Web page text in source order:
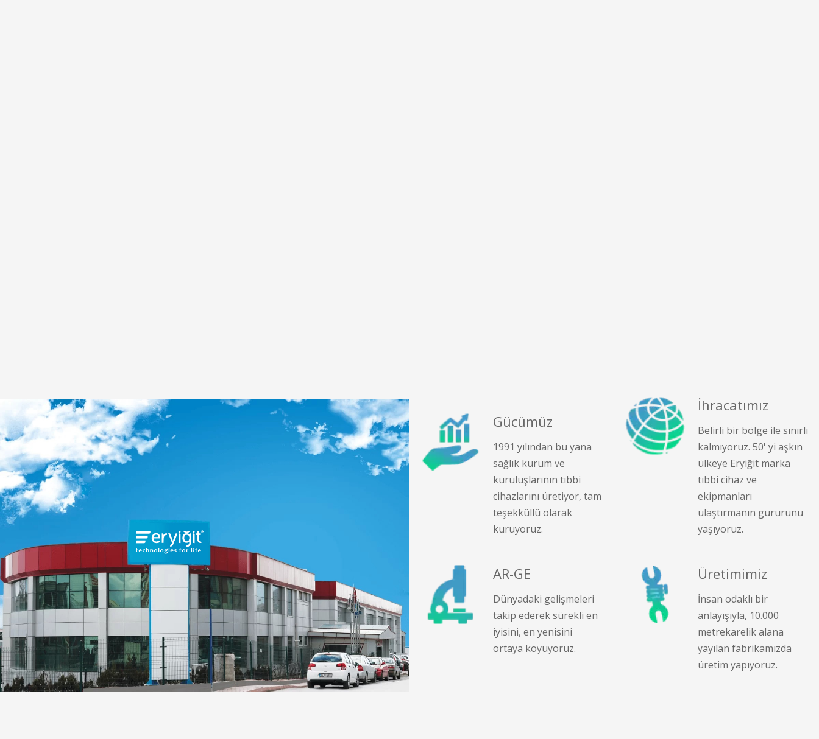
Gücümüz
1991 yılından bu yana
sağlık kurum ve
kuruluşlarının tıbbi
cihazlarını üretiyor, tam
teşekküllü olarak
kuruyoruz.
AR-GE
Dünyadaki gelişmeleri
takip ederek sürekli en
iyisini, en yenisini
ortaya koyuyoruz.
İhracatımız
Belirli bir bölge ile sınırlı
kalmıyoruz. 50' yi aşkın
ülkeye Eryiğit marka
tıbbi cihaz ve
ekipmanları
ulaştırmanın gururunu
yaşıyoruz.
Üretimimiz
İnsan odaklı bir
anlayışıyla, 10.000
metrekarelik alana
yayılan fabrikamızda
üretim yapıyoruz.